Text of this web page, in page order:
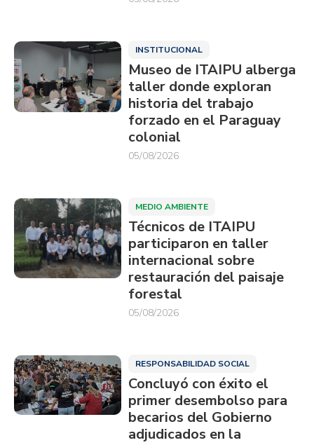
INSTITUCIONAL
Museo de ITAIPU alberga
taller donde exploran
historia del trabajo
forzado en el Paraguay
colonial
05/08/2026
MEDIO AMBIENTE
Técnicos de ITAIPU
participaron en taller
internacional sobre
restauración del paisaje
forestal
05/08/2026
RESPONSABILIDAD SOCIAL
Concluyó con éxito el
primer desembolso para
becarios del Gobierno
adjudicados en la